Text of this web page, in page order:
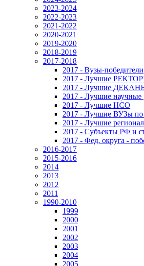
2023-2024
2022-2023
2021-2022
2020-2021
2019-2020
2018-2019
2017-2018
2017 - Вузы-победители
2017 - Лучшие
2017 - Лучшие
2017 - Лучшие научные
2017 - Лучшие НСО
2017 - Лучшие ВУЗы по
2017 - Лучшие
2017 - Субъекты РФ и
2017 - Фед. округа -
2016-2017
2015-2016
2014
2013
2012
2011
1990-2010
1999
2000
2001
2002
2003
2004
2005